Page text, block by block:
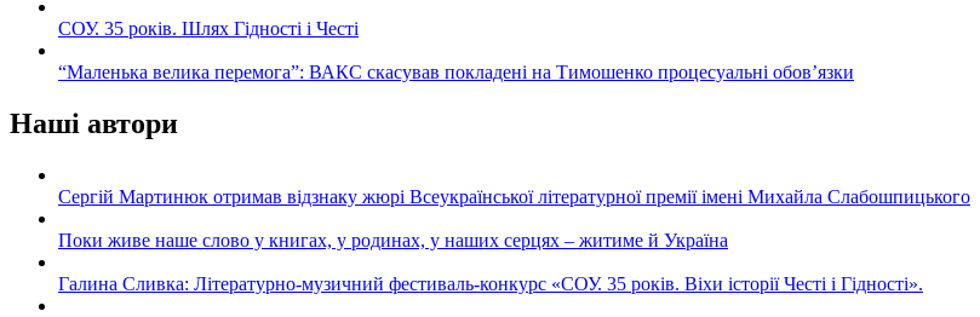
СОУ. 35 років. Шлях Гідності і Честі
“Маленька велика перемога”: ВАКС скасував покладені на Тимошенко процесуальні обов’язки
Наші автори
Сергій Мартинюк отримав відзнаку жюрі Всеукраїнської літературної премії імені Михайла Слабошпицького
Поки живе наше слово у книгах, у родинах, у наших серцях – житиме й Україна
Галина Сливка: Літературно-музичний фестиваль-конкурс «СОУ. 35 років. Віхи історії Честі і Гідності».